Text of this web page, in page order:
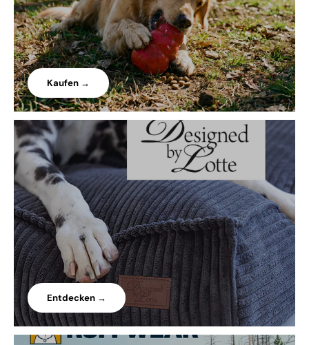
Kaufen →
Entdecken →